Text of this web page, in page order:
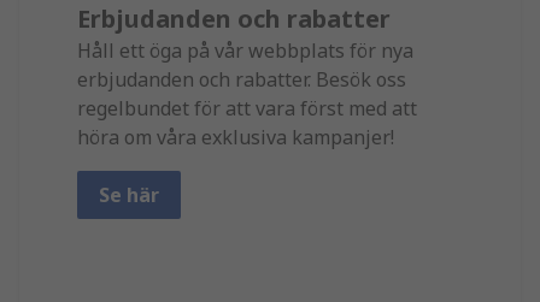
Erbjudanden och rabatter
Håll ett öga på vår webbplats för nya
erbjudanden och rabatter. Besök oss
regelbundet för att vara först med att
höra om våra exklusiva kampanjer!
Se här